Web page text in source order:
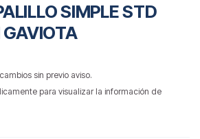
SIMPLE STD
sin previo aviso.
para visualizar la información de